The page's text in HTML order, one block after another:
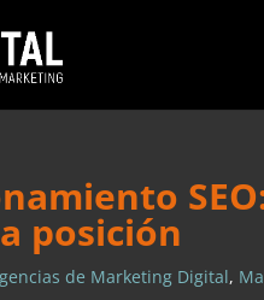
posición
de Marketing Digital,